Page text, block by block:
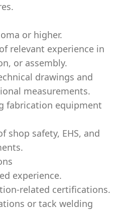
or higher.
relevant experience in
or assembly.
drawings and
measurements.
fabrication equipment
shop safety, EHS, and
experience.
related certifications.
or tack welding